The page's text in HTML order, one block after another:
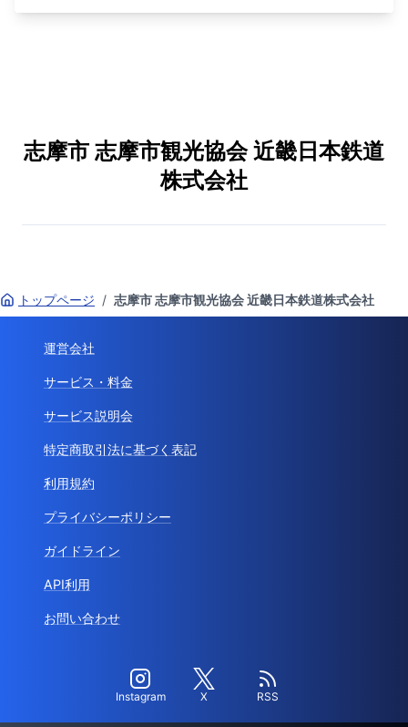
志摩市 志摩市観光協会 近畿日本鉄道
株式会社
トップページ / 志摩市 志摩市観光協会 近畿日本鉄道株式会社
運営会社
サービス・料金
サービス説明会
特定商取引法に基づく表記
利用規約
プライバシーポリシー
ガイドライン
API利用
お問い合わせ
Instagram X RSS